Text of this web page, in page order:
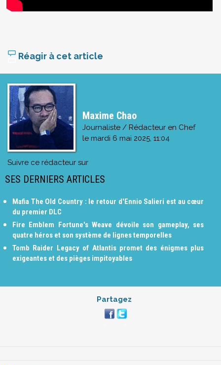
Réagir à cet article
Maxime Chao
Journaliste / Rédacteur en Chef
le mardi 6 mai 2025, 11:04
Suivre ce rédacteur sur
SES DERNIERS ARTICLES
Mafia The Old Country : le retour d'Ennio Salieri est au cœur
du premier DLC
Fire Emblem Fortune's Weave dévoile son gameplay, ses
quatre héros et son système de lignes temporelles
Tomb Raider Legacy of Atlantis promet des énigmes plus
exigeantes et des pièges impitoyables
Partagez